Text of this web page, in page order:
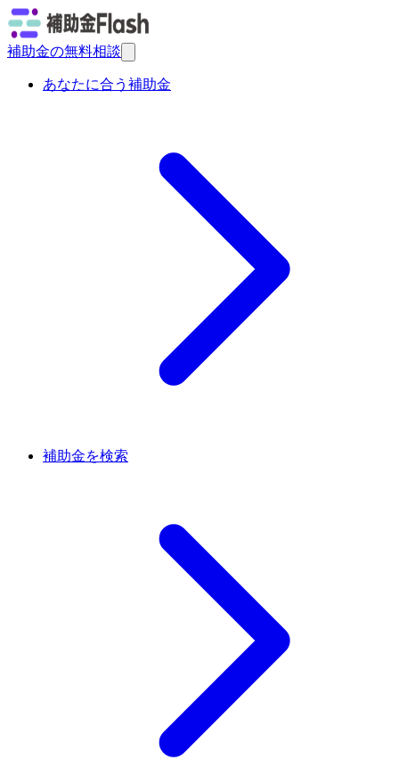
補助金の無料相談
あなたに合う補助金
補助金を検索